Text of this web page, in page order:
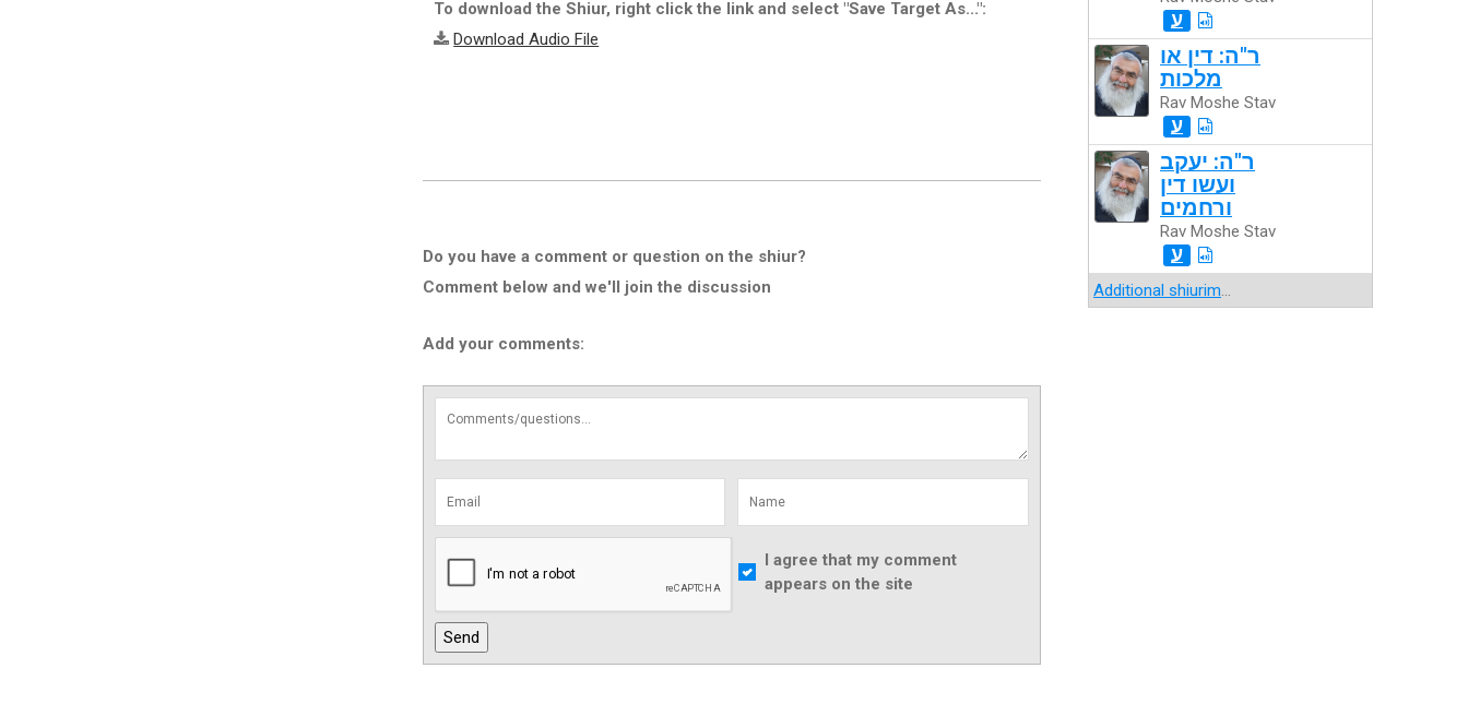
To download the Shiur, right click the link and select "Save Target As...":
Download Audio File
Do you have a comment or question on the shiur?
Comment below and we'll join the discussion
Add your comments:
I agree that my comment
appears on the site
ע
ר"ה: דין או
מלכות
Rav Moshe Stav
ע
ר"ה: יעקב
ועשו דין
ורחמים
Rav Moshe Stav
ע
Additional shiurim...